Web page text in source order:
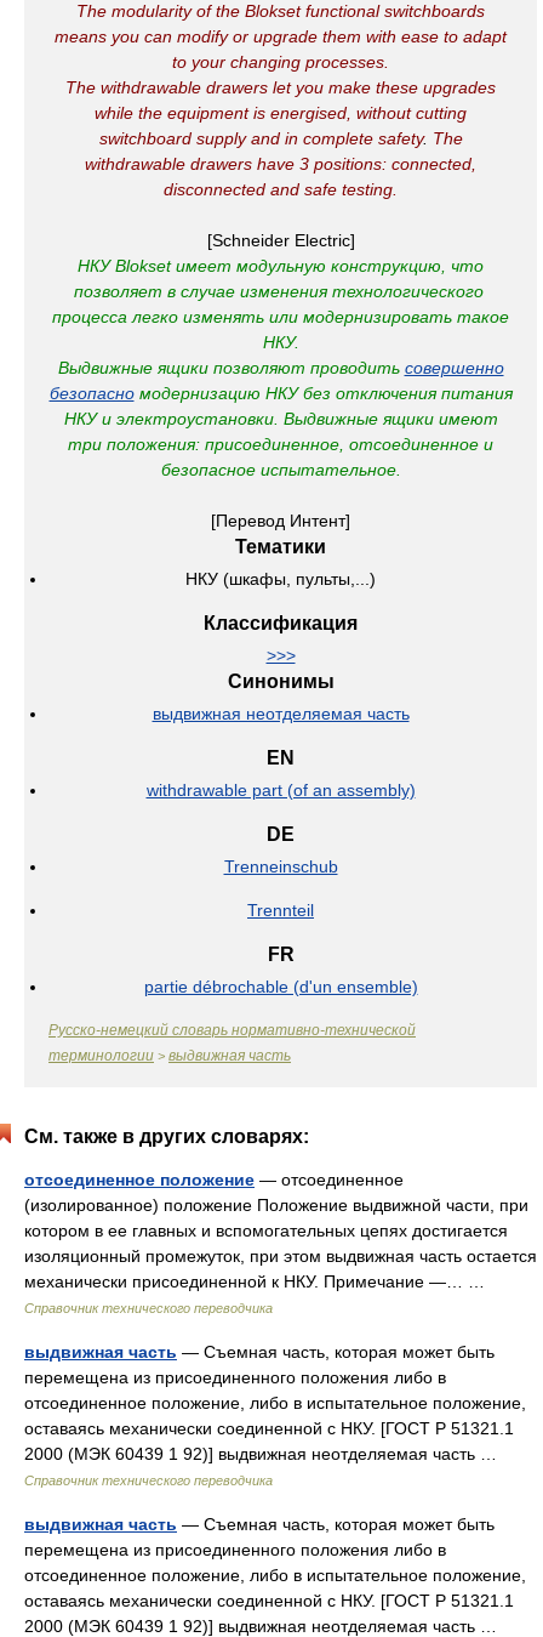
The modularity of the Blokset functional switchboards
means you can modify or upgrade them with ease to adapt
to your changing processes.
The withdrawable drawers let you make these upgrades
while the equipment is energised, without cutting
switchboard supply and in complete safety. The
withdrawable drawers have 3 positions: connected,
disconnected and safe testing.
[Schneider Electric]
НКУ Blokset имеет модульную конструкцию, что
позволяет в случае изменения технологического
процесса легко изменять или модернизировать такое
НКУ.
Выдвижные ящики позволяют проводить совершенно
безопасно модернизацию НКУ без отключения питания
НКУ и электроустановки. Выдвижные ящики имеют
три положения: присоединенное, отсоединенное и
безопасное испытательное.
[Перевод Интент]
Тематики
НКУ (шкафы, пульты,...)
Классификация
>>>
Синонимы
выдвижная неотделяемая часть
EN
withdrawable part (of an assembly)
DE
Trenneinschub
Trennteil
FR
partie débrochable (d'un ensemble)
Русско-немецкий словарь нормативно-технической
терминологии > выдвижная часть
См. также в других словарях:
отсоединенное положение — отсоединенное
(изолированное) положение Положение выдвижной части, при
котором в ее главных и вспомогательных цепях достигается
изоляционный промежуток, при этом выдвижная часть остается
механически присоединенной к НКУ. Примечание —… …
Справочник технического переводчика
выдвижная часть — Съемная часть, которая может быть
перемещена из присоединенного положения либо в
отсоединенное положение, либо в испытательное положение,
оставаясь механически соединенной с НКУ. [ГОСТ Р 51321.1
2000 (МЭК 60439 1 92)] выдвижная неотделяемая часть …
Справочник технического переводчика
выдвижная часть — Съемная часть, которая может быть
перемещена из присоединенного положения либо в
отсоединенное положение, либо в испытательное положение,
оставаясь механически соединенной с НКУ. [ГОСТ Р 51321.1
2000 (МЭК 60439 1 92)] выдвижная неотделяемая часть …